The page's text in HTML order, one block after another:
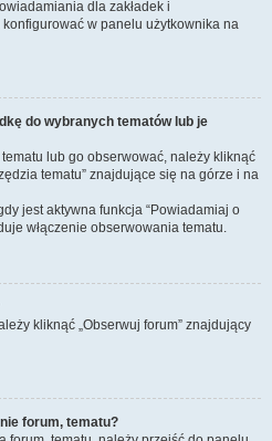
dla zakładek i
w panelu użytkownika na
do wybranych tematów lub je
lub go obserwować, należy kliknąć
tematu” znajdujące się na górze i na
jest aktywna funkcja “Powiadamiaj o
włączenie obserwowania tematu.
kliknąć „Obserwuj forum” znajdujący
forum, tematu?